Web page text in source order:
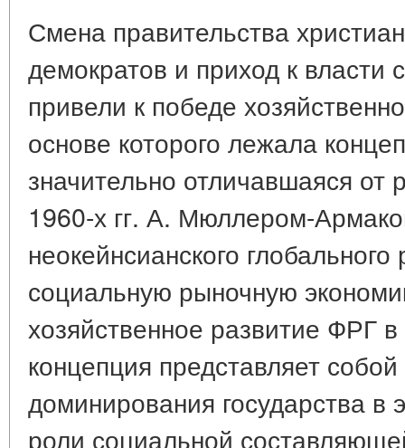
Смена правительства
демократов и приход к власти
привели к победе
основе которого лежала
значительно отличавшаяся от
1960-х гг. А. Мюллером-
неокейнсианского
социальную рыночную
хозяйственное развитие ФРГ
концепция представляет
доминирования государства в
роли социальной